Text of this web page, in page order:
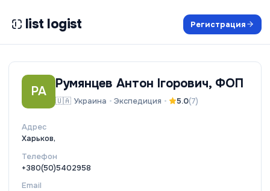
list logist Регистрация
РА
Румянцев Антон Ігорович, ФОП
🇺🇦 Украина • Экспедиция • 5.0(7)
Адрес
Харьков,
Телефон
+380(50)5402958
Email